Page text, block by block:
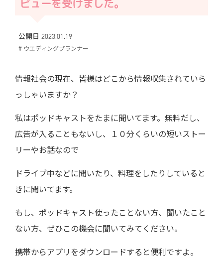
ビューを受けました。
公開日 2023.01.19
# ウエディングプランナー
情報社会の現在、皆様はどこから情報収集されていら
っしゃいますか？
私はポッドキャストをたまに聞いてます。無料だし、
広告が入ることもないし、１０分くらいの短いストー
リーやお話なので
ドライブ中などに聞いたり、料理をしたりしていると
きに聞いてます。
もし、ポッドキャスト使ったことない方、聞いたこと
ない方、ぜひこの機会に聞いてみてください。
携帯からアプリをダウンロードすると便利ですよ。